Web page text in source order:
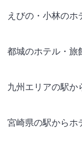
えびの・小林のホ
都城のホテル・旅
九州エリアの駅か
宮崎県の駅からホ